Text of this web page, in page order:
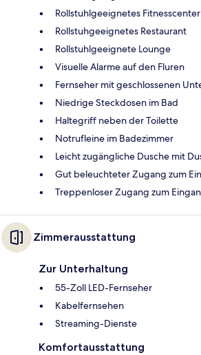
Rollstuhlgeeignetes Fitnesscenter
Rollstuhgeeignetes Restaurant
Rollstuhlgeeignete Lounge
Visuelle Alarme auf den Fluren
Fernseher mit geschlossenen
Niedrige Steckdosen im Bad
Haltegriff neben der Toilette
Notrufleine im Badezimmer
Leicht zugängliche Dusche mit
Gut beleuchteter Zugang zum
Treppenloser Zugang zum
Zimmerausstattung
Zur Unterhaltung
55-Zoll LED-Fernseher
Kabelfernsehen
Streaming-Dienste
Komfortausstattung